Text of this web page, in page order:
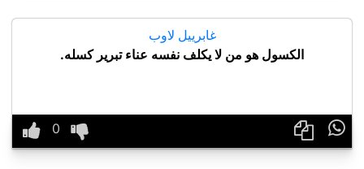
غابرييل لاوب
الكسول هو من لا يكلف نفسه عناء تبرير كسله.
